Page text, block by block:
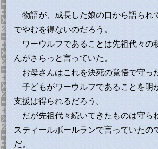
物語が、成長した娘の口から語られ
でやむを得ないのだろう。
ワーウルフであることは先祖代々の
んがさらっと言っていた。
お母さんはこれを決死の覚悟で守っ
子どもがワーウルフであることを明
支援は得られるだろう。
だが先祖代々続いてきたものは守ら
スティールボールランで言っていたの
だ。